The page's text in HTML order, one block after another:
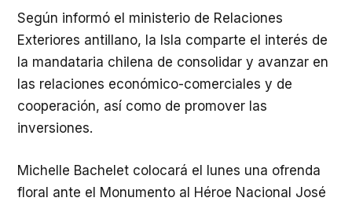
Según informó el ministerio de Relaciones
Exteriores antillano, la Isla comparte el interés de
la mandataria chilena de consolidar y avanzar en
las relaciones económico-comerciales y de
cooperación, así como de promover las
inversiones.
Michelle Bachelet colocará el lunes una ofrenda
floral ante el Monumento al Héroe Nacional José